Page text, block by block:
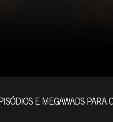
E MEGAWADS PARA